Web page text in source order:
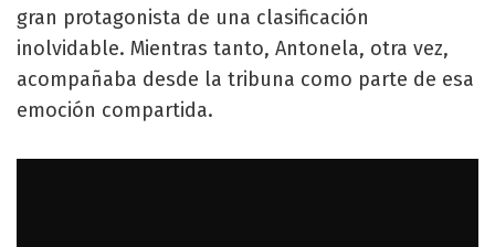
gran protagonista de una clasificación
inolvidable. Mientras tanto, Antonela, otra vez,
acompañaba desde la tribuna como parte de esa
emoción compartida.